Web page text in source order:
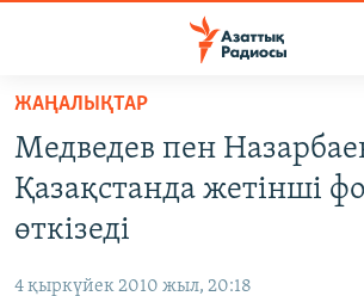
Skip
main
content
main
САЯСАТ
AZATTYQTV
ЖАҢАЛЫҚТАР
Медведев пен
Қазақстанда жетінші
өткізеді
4 қыркүйек 2010 жыл, 20:18